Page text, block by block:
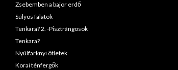
Zsebemben a bajor erdő
Súlyos falatok
Tenkara? 2. -Pisztrángosok
Tenkara?
Nyúlfarknyi ötletek
Korai ténfergők